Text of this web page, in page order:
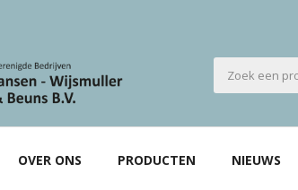
OVER ONS PRODUCTEN NIEUWS